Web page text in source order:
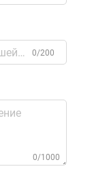
0/200
0/1000